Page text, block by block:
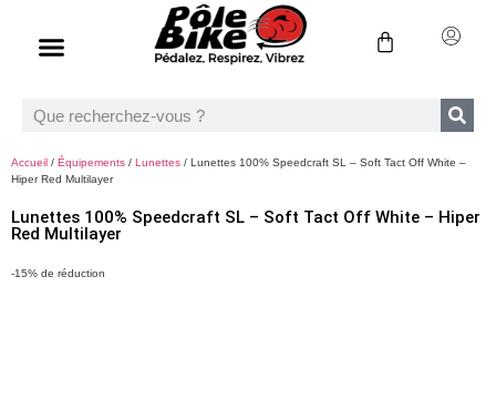
Accueil / Équipements / Lunettes / Lunettes 100% Speedcraft SL – Soft Tact Off White –
Hiper Red Multilayer
Lunettes 100% Speedcraft SL – Soft Tact Off White – Hiper
Red Multilayer
-15% de réduction